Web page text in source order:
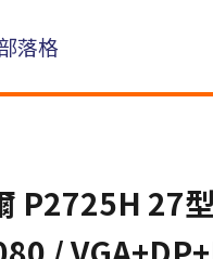
落格
P2725H 27